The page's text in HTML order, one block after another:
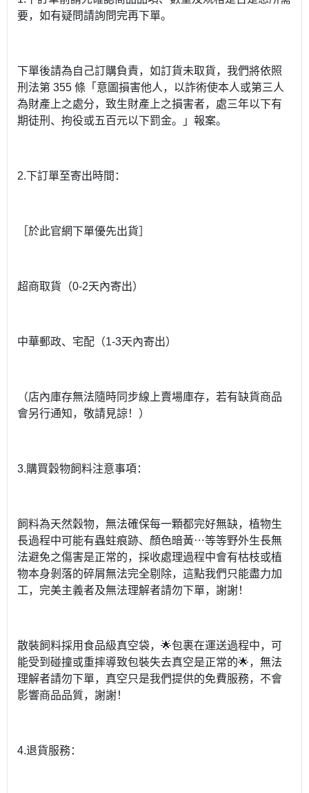
要，如有疑問請詢問完再下單。
下單後請為自己訂購負責，如訂貨未取貨，我們將依照
刑法第 355 條「意圖損害他人，以詐術使本人或第三人
為財產上之處分，致生財產上之損害者，處三年以下有
期徒刑、拘役或五百元以下罰金。」報案。
2.下訂單至寄出時間：
［於此官網下單優先出貨］
超商取貨（0-2天內寄出）
中華郵政、宅配（1-3天內寄出）
（店內庫存無法隨時同步線上賣場庫存，若有缺貨商品
會另行通知，敬請見諒！）
3.購買穀物飼料注意事項：
飼料為天然穀物，無法確保每一顆都完好無缺，植物生
長過程中可能有蟲蛀痕跡、顏色暗黃⋯等等野外生長無
法避免之傷害是正常的，採收處理過程中會有枯枝或植
物本身剝落的碎屑無法完全剔除，這點我們只能盡力加
工，完美主義者及無法理解者請勿下單，謝謝！
散裝飼料採用食品級真空袋，🌟包裹在運送過程中，可
能受到碰撞或重摔導致包裝失去真空是正常的🌟，無法
理解者請勿下單，真空只是我們提供的免費服務，不會
影響商品品質，謝謝！
4.退貨服務：